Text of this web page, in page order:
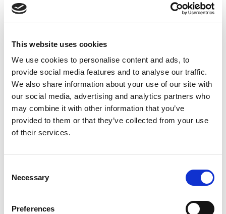
This website uses cookies
We use cookies to personalise content and ads, to
provide social media features and to analyse our traffic.
We also share information about your use of our site with
our social media, advertising and analytics partners who
may combine it with other information that you’ve
provided to them or that they’ve collected from your use
of their services.
Selection
Necessary
Preferences
Cotton - 50%
Polyester - 50%
Critère technique:
Finition infroissable
GSM
Cotton - 35%
Polyester - 65%
Critère technique:
DÉCOUVREZ
D'AVANTAGE